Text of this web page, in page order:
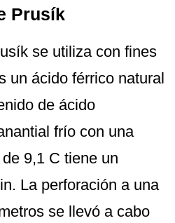
Prusík
se utiliza con fines
un ácido férrico natural
de ácido
frío con una
9,1 C tiene un
La perforación a una
se llevó a cabo